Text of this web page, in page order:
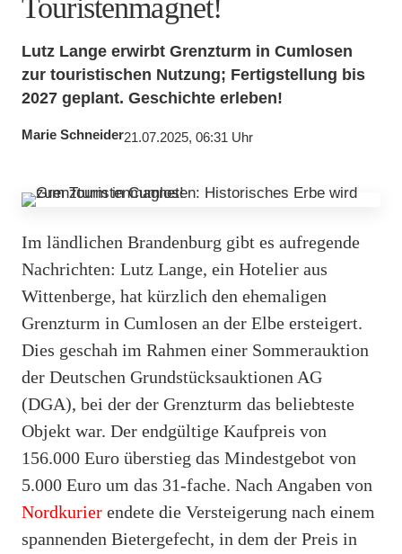
Touristenmagnet!
Lutz Lange erwirbt Grenzturm in Cumlosen
zur touristischen Nutzung; Fertigstellung bis
2027 geplant. Geschichte erleben!
Marie Schneider21.07.2025, 06:31 Uhr
Im ländlichen Brandenburg gibt es aufregende
Nachrichten: Lutz Lange, ein Hotelier aus
Wittenberge, hat kürzlich den ehemaligen
Grenzturm in Cumlosen an der Elbe ersteigert.
Dies geschah im Rahmen einer Sommerauktion
der Deutschen Grundstücksauktionen AG
(DGA), bei der der Grenzturm das beliebteste
Objekt war. Der endgültige Kaufpreis von
156.000 Euro überstieg das Mindestgebot von
5.000 Euro um das 31-fache. Nach Angaben von
Nordkurier endete die Versteigerung nach einem
spannenden Bietergefecht, in dem der Preis in